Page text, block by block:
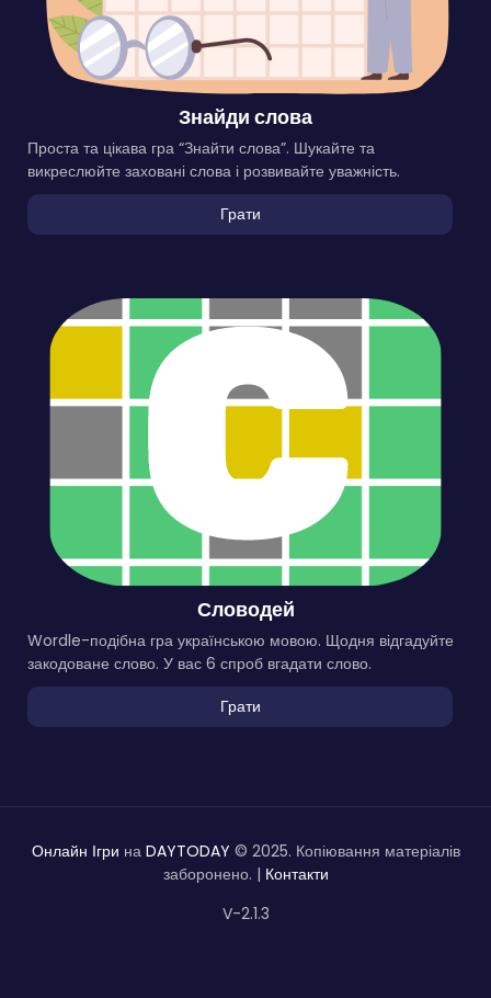
Знайди слова
Проста та цікава гра “Знайти слова”. Шукайте та
викреслюйте заховані слова і розвивайте уважність.
Грати
Словодей
Wordle-подібна гра українською мовою. Щодня відгадуйте
закодоване слово. У вас 6 спроб вгадати слово.
Грати
Онлайн Ігри на DAYTODAY © 2025. Копіювання матеріалів
заборонено. | Контакти
V-2.1.3